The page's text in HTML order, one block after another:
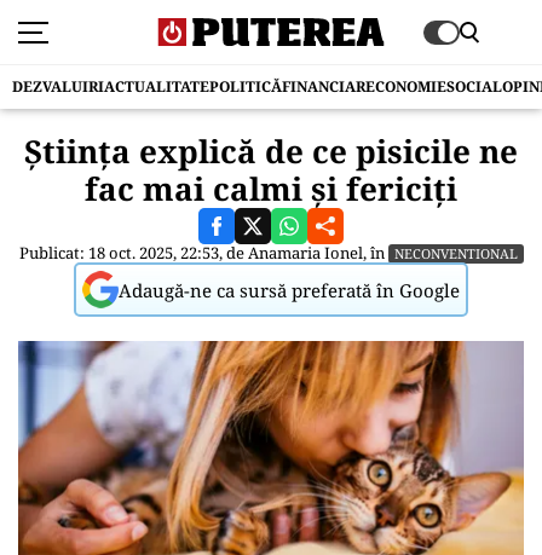
DEZVALUIRIACTUALITATEPOLITICĂFINANCIARECONOMIESOCIAL
Ştiinţa explică de ce pisicile ne
fac mai calmi şi fericiţi
Publicat: 18 oct. 2025, 22:53, deAnamaria Ionel, în NECONVENTIONAL
Adaugă-ne ca sursă preferată în Google